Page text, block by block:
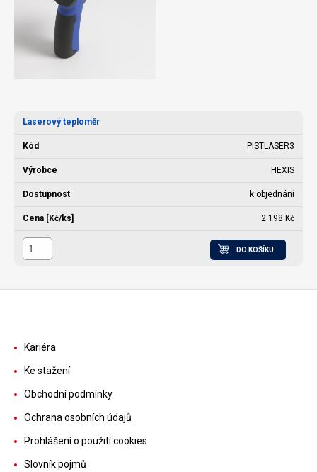
Laserový teploměr
PISTLASER3
HEXIS
k objednání
2 198 Kč
DO KOŠÍKU
Kariéra
Ke stažení
Obchodní podmínky
Ochrana osobních údajů
Prohlášení o použití cookies
Slovník pojmů